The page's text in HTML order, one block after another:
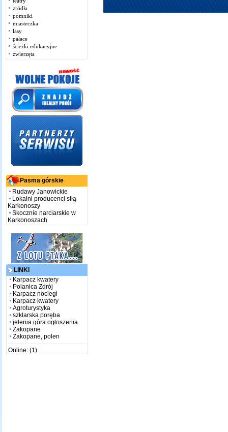
żródła
pomniki
miasteczka
lasy
pałace
ścieżki edukacyjne
zwierzęta
Pasma górskie
Rudawy Janowickie
Lokalni producenci siłą
Karkonoszy
Skocznie narciarskie w
Karkonoszach
LINKI
Karpacz kwatery
Polanica Zdrój
Karpacz noclegi
Karpacz kwatery
Agroturystyka
szklarska poręba
jelenia góra ogłoszenia
Zakopane
Zakopane, polen
Online: (1)